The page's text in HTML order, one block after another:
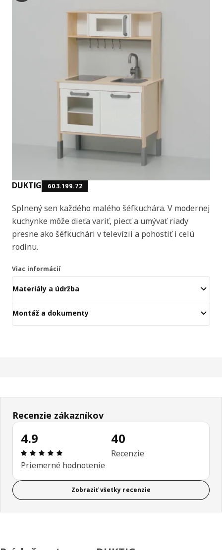
DUKTIG 603.199.72
Splnený sen každého malého šéfkuchára. V modernej
kuchynke môže dieťa variť, piecť a umývať riady
presne ako šéfkuchári v televízii a pohostiť i celú
rodinu.
Viac informácií
Materiály a údržba
Montáž a dokumenty
Recenzie zákazníkov
4.9
Hodnotenie: 4.9 z 5 hviezdičiek. Celkový počet
Priemerné hodnotenie
40
Recenzie
Zobraziť všetky recenzie